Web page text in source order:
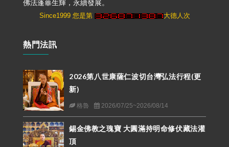
佛法蓬蓽生輝，永續發展。
Since1999 您是第 大德人次
熱門法訊
2026第八世康薩仁波切台灣弘法行程(更
新)
格魯 2026/07/25~2026/08/14
錫金佛教之瑰寶 大圓滿持明命修伏藏法灌
頂